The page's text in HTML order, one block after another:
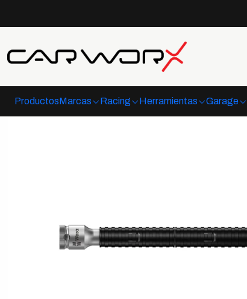
ProductosMarcas Racing Herramientas Garage